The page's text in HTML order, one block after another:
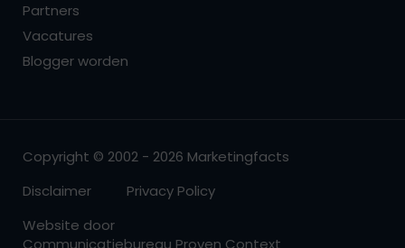
Partners
Vacatures
Blogger worden
Copyright © 2002 - 2026 Marketingfacts
Disclaimer
Privacy Policy
Website door
Communicatiebureau Proven Context